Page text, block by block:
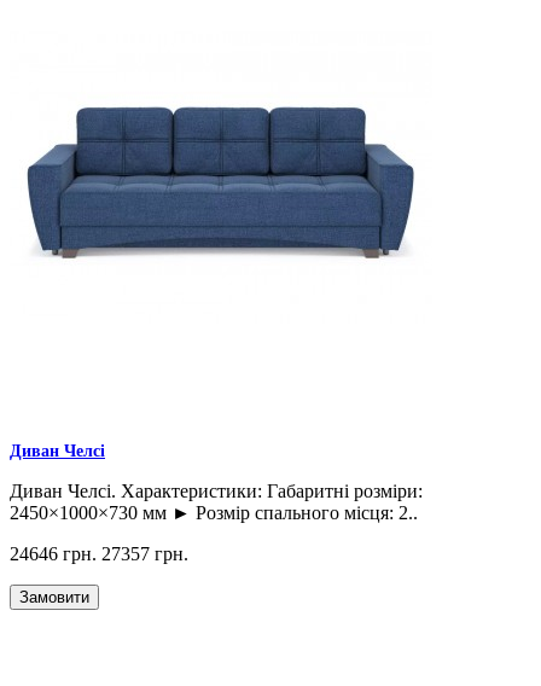
Диван Челсі
Диван Челсі. Характеристики: Габаритні розміри:
2450×1000×730 мм ► Розмір спального місця: 2..
24646 грн. 27357 грн.
Замовити